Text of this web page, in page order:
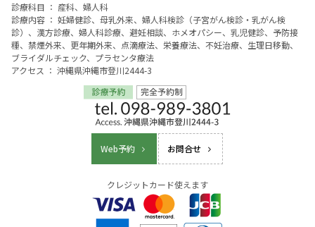
診療科目 ： 産科、婦人科
診療内容 ： 妊婦健診、母乳外来、婦人科検診（子宮がん検診・乳がん検
診）、漢方診療、婦人科診療、避妊相談、ホメオパシー、乳児健診、予防接
種、禁煙外来、更年期外来、点滴療法、栄養療法、不妊治療、生理日移動、
ブライダルチェック、プラセンタ療法
アクセス ： 沖縄県沖縄市登川2444-3
Web予約 お問合せ
クレジットカード使えます